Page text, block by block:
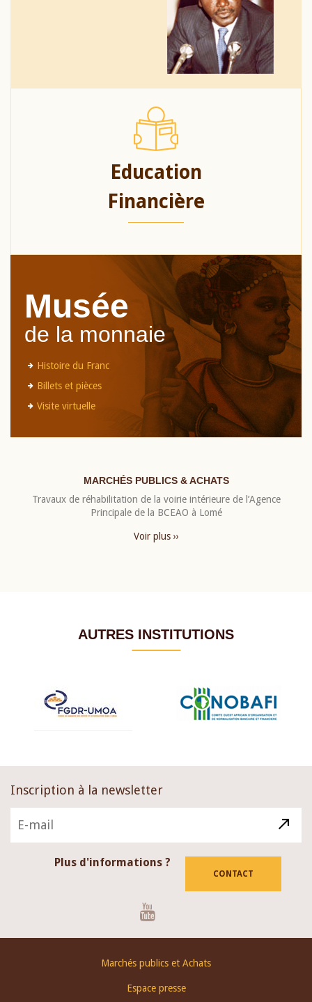
Education
Financière
Musée
de la monnaie
Histoire du Franc
Billets et pièces
Visite virtuelle
MARCHÉS PUBLICS & ACHATS
Travaux de réhabilitation de la voirie intérieure de l’Agence
Principale de la BCEAO à Lomé
Voir plus ››
AUTRES INSTITUTIONS
Inscription à la newsletter
Plus d'informations ?
CONTACT
Marchés publics et Achats
Espace presse